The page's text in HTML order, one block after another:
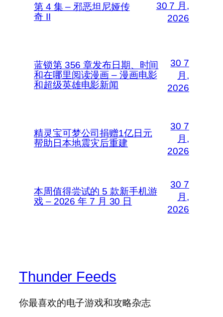
第 4 集 – 邪恶坦尼娅传
奇 II
30 7 月,
2026
蓝锁第 356 章发布日期、时间
和在哪里阅读漫画 – 漫画电影
和超级英雄电影新闻
30 7
月,
2026
精灵宝可梦公司捐赠1亿日元
帮助日本地震灾后重建
30 7
月,
2026
本周值得尝试的 5 款新手机游
戏 – 2026 年 7 月 30 日
30 7
月,
2026
Thunder Feeds
你最喜欢的电子游戏和攻略杂志